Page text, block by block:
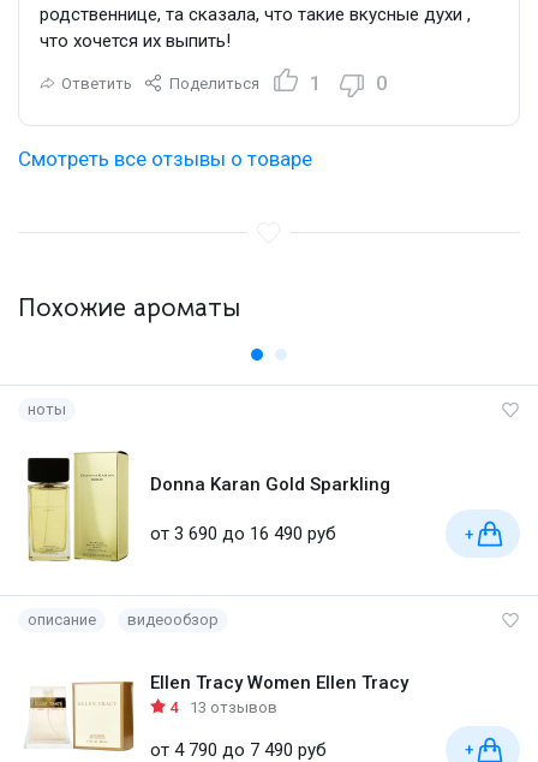
родственнице, та сказала, что такие вкусные духи ,
что хочется их выпить!
Ответить Поделиться 1 0
Смотреть все отзывы о товаре
Похожие ароматы
ноты
Donna Karan Gold Sparkling
от 3 690 до 16 490 руб +
описание видеообзор
Ellen Tracy Women Ellen Tracy
4 13 отзывов
от 4 790 до 7 490 руб +